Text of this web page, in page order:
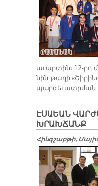
ա­ւար­տին։ 12-րդ
նին, թա­ղի
պար­գե­ւատր­ման
ԷՍԱԵԱՆ
ԽՐԱԽՃԱՆՔ
Հինգշաբթի,